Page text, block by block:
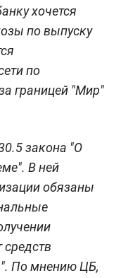
хочется
по выпуску
по
границей "Мир"
закона "О
В ней
обязаны
По мнению ЦБ,